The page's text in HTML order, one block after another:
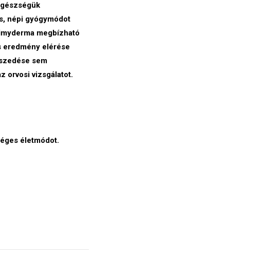
népi gyógymódot
megbízható
eredmény elérése
sem
orvosi vizsgálatot.
életmódot.